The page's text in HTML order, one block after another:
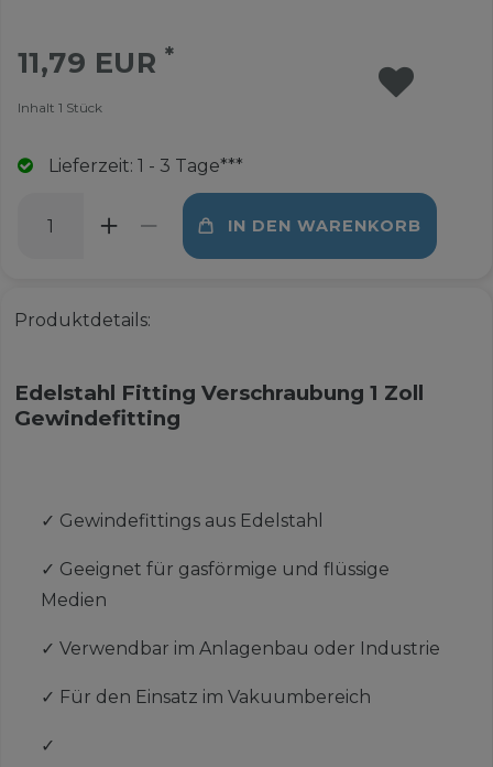
11,79 EUR *
Inhalt 1 Stück
Lieferzeit: 1 - 3 Tage***
IN DEN WARENKORB
Produktdetails:
Edelstahl Fitting Verschraubung 1 Zoll
Gewindefitting
✓ Gewindefittings aus Edelstahl
✓ Geeignet für gasförmige und flüssige
Medien
✓ Verwendbar im Anlagenbau oder Industrie
✓ Für den Einsatz im Vakuumbereich
✓